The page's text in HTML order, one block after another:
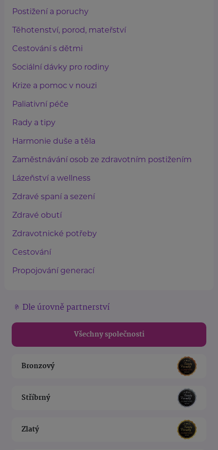
Postižení a poruchy
Těhotenství, porod, mateřství
Cestování s dětmi
Sociální dávky pro rodiny
Krize a pomoc v nouzi
Paliativní péče
Rady a tipy
Harmonie duše a těla
Zaměstnávání osob ze zdravotním postižením
Lázeňství a wellness
Zdravé spaní a sezení
Zdravé obutí
Zdravotnické potřeby
Cestování
Propojování generací
Dle úrovně partnerství
Všechny společnosti
Bronzový
Stříbrný
Zlatý